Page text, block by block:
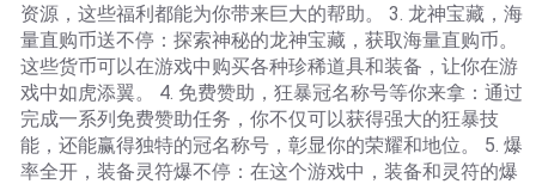
资源，这些福利都能为你带来巨大的帮助。 3. 龙神宝藏，海
量直购币送不停：探索神秘的龙神宝藏，获取海量直购币。
这些货币可以在游戏中购买各种珍稀道具和装备，让你在游
戏中如虎添翼。 4. 免费赞助，狂暴冠名称号等你来拿：通过
完成一系列免费赞助任务，你不仅可以获得强大的狂暴技
能，还能赢得独特的冠名称号，彰显你的荣耀和地位。 5. 爆
率全开，装备灵符爆不停：在这个游戏中，装备和灵符的爆